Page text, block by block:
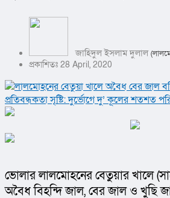
জাহিদুল ইসলাম দুলাল
প্রকাশিতঃ 28 April, 2020
ভোলার লালমোহনের বেতুয়ার খালে
অবৈধ বিহন্দি জাল, বের জাল ও খুছি